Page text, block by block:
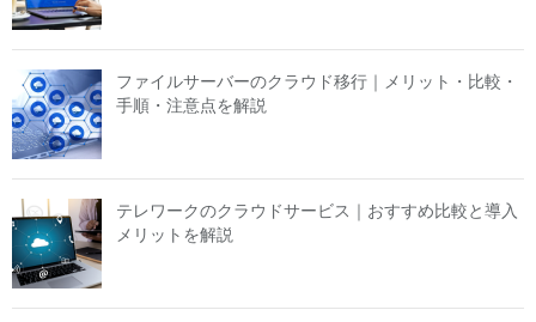
ファイルサーバーのクラウド移行｜メリット・比較・
手順・注意点を解説
テレワークのクラウドサービス｜おすすめ比較と導入
メリットを解説